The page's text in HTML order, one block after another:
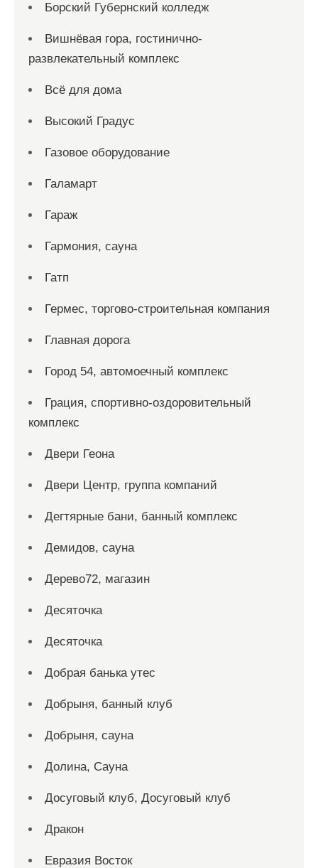
Борский Губернский колледж
Вишнёвая гора, гостинично-
развлекательный комплекс
Всё для дома
Высокий Градус
Газовое оборудование
Галамарт
Гараж
Гармония, сауна
Гатп
Гермес, торгово-строительная компания
Главная дорога
Город 54, автомоечный комплекс
Грация, спортивно-оздоровительный
комплекс
Двери Геона
Двери Центр, группа компаний
Дегтярные бани, банный комплекс
Демидов, сауна
Дерево72, магазин
Десяточка
Десяточка
Добрая банька утес
Добрыня, банный клуб
Добрыня, сауна
Долина, Сауна
Досуговый клуб, Досуговый клуб
Дракон
Евразия Восток